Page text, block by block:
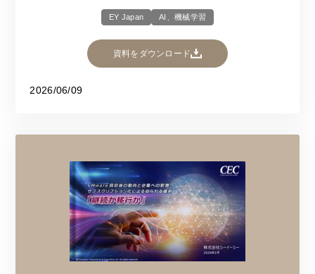
EY Japan AI、機械学習
資料をダウンロード
2026/06/09